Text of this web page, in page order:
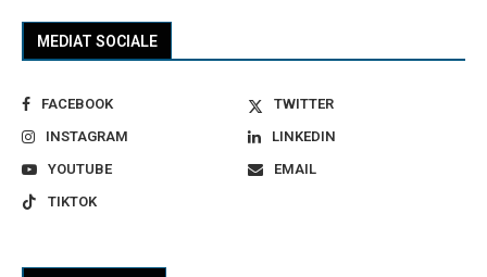
MEDIAT SOCIALE
FACEBOOK
TWITTER
INSTAGRAM
LINKEDIN
YOUTUBE
EMAIL
TIKTOK